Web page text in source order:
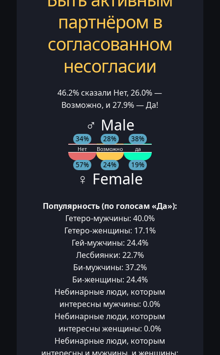
партнёром в
согласованном
несогласии
46.2% сказали Нет, 26.0% —
Возможно, и 27.9% — Да!
♂ Male
Нет
34%
Возможно
28%
да
38%
57% 24% 19%
♀ Female
Популярность (по голосам «Да»):
Гетеро-мужчины: 40.0%
Гетеро-женщины: 17.1%
Гей-мужчины: 24.4%
Лесбиянки: 22.7%
Би-мужчины: 37.2%
Би-женщины: 24.4%
Небинарные люди, которым
интересны мужчины: 0.0%
Небинарные люди, которым
интересны женщины: 0.0%
Небинарные люди, которым